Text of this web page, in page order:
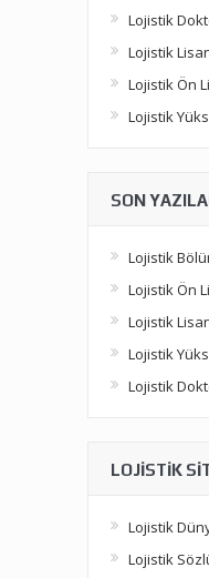
Lojistik
Lojistik
Lojistik Ön
Lojistik
SON
Lojistik
Lojistik Ön
Lojistik
Lojistik
Lojistik
LOJISTIK
Lojistik
Lojistik